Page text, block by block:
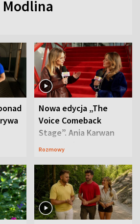
Nowa edycja „The
Voice Comeback
Stage”. Ania Karwan
zapowiada
Rozmowy